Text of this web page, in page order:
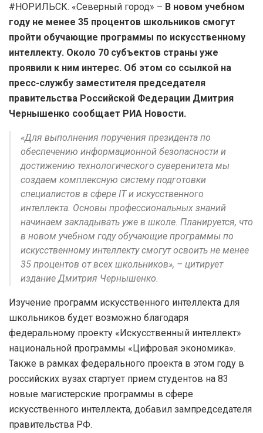
#НОРИЛЬСК. «Северный город» – В новом учебном
году не менее 35 процентов школьников смогут
пройти обучающие программы по искусственному
интеллекту. Около 70 субъектов страны уже
проявили к ним интерес. Об этом со ссылкой на
пресс-службу заместителя председателя
правительства Российской Федерации Дмитрия
Чернышенко сообщает РИА Новости.
«Для выполнения поручения президента по
обеспечению информационной безопасности и
достижению технологического суверенитета мы
создаем комплексную систему подготовки
специалистов в сфере IT и искусственного
интеллекта. Основы профессиональных знаний
начинаем закладывать уже в школе. Планируется, что
в новом учебном году обучающие программы по
искусственному интеллекту смогут освоить не менее
35 процентов от всех школьников», – цитирует
издание Дмитрия Чернышенко.
Изучение программ искусственного интеллекта для
школьников будет возможно благодаря
федеральному проекту «Искусственный интеллект»
национальной программы «Цифровая экономика».
Также в рамках федерального проекта в этом году в
российских вузах стартует прием студентов на 83
новые магистерские программы в сфере
искусственного интеллекта, добавил зампредседателя
правительства РФ.